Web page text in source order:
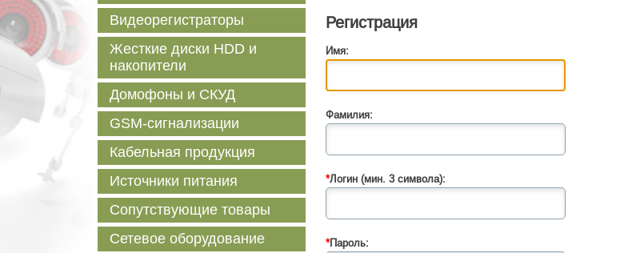
Регистрация
Имя:
Фамилия:
*Логин (мин. 3 символа):
*Пароль:
Видеорегистраторы
Жесткие диски HDD и
накопители
Домофоны и СКУД
GSM-сигнализации
Кабельная продукция
Источники питания
Сопутствующие товары
Сетевое оборудование